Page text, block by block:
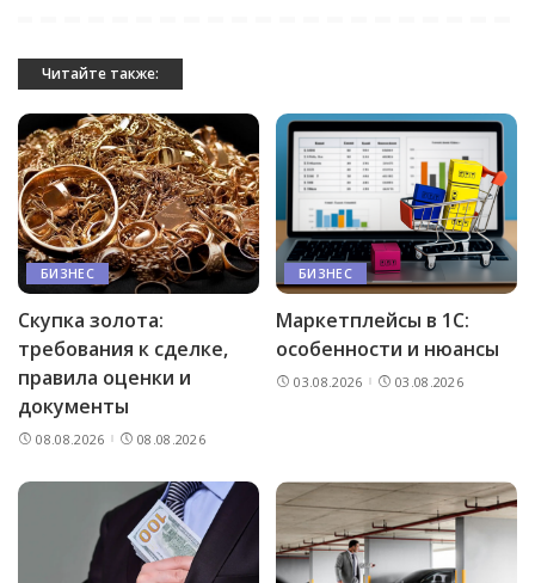
Читайте также:
БИЗНЕС
Скупка золота:
требования к сделке,
правила оценки и
документы
08.08.2026 08.08.2026
БИЗНЕС
Маркетплейсы в 1С:
особенности и нюансы
03.08.2026 03.08.2026